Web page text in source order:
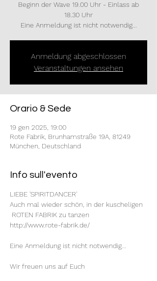
Beginn der Wave 19.00 Uhr - Einlass ab
18.30 Uhr
Eine Anmeldung ist nicht notwendig...
Anmeldung abgeschlossen
Veranstaltungen ansehen
Orario & Sede
19 gen 2025, 19:00
Rote Fabrik, Brunhamstraße 19A, 81249
München, Deutschland
Info sull'evento
LIEBE 'SPIRITDANCER'
Auch mal wieder schön, in der kuscheligen
ROTEN FABRIK zu tanzen
http://www.rote-fabrik.de/
Eine Anmeldung ist nicht notwendig...
Wir freuen uns auf Euch